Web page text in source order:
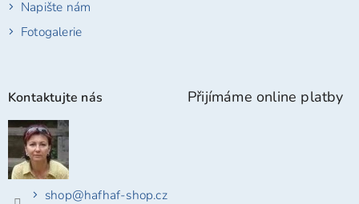
Napište nám
Fotogalerie
Kontaktujte nás
shop@hafhaf-shop.cz
Přijímáme online platby